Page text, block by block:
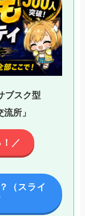
ブスク型
所」
／
（スライ